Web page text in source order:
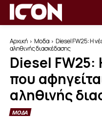
Αρχική Μοδα
Diesel FW25: Η
αληθινής διασκέδασης
Diesel FW25:
που
αληθινής
ΜΟΔΑ